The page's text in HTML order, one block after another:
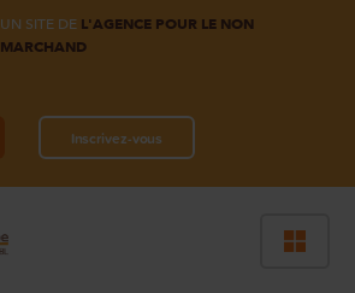
UN SITE DE L'AGENCE POUR LE NON
MARCHAND
Inscrivez-vous